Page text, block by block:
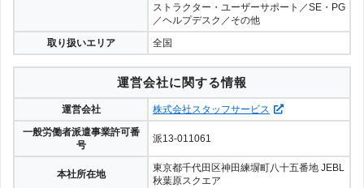
ストラクター・ユーザーサポート／SE・PG
／ヘルプデスク／その他
取り扱いエリア
全国
運営会社に関する情報
運営会社
株式会社スタッフサービス
一般労働者派遣事業許可番
号
派13-011061
本社所在地
東京都千代田区神田練塀町八十五番地 JEBL
秋葉原スクエア